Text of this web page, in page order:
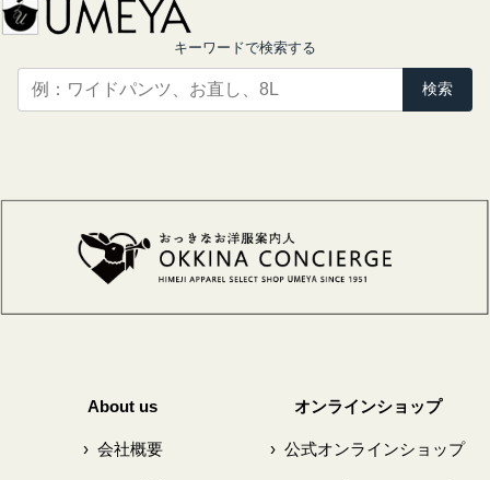
キーワードで検索する
検索
About us
›会社概要
オンラインショップ
› 公式オンラインショップ